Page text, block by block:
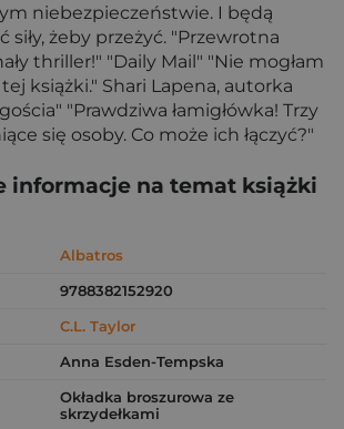
niebezpieczeństwie. I będą
siły, żeby przeżyć. "Przewrotna
thriller!" "Daily Mail" "Nie mogłam
książki." Shari Lapena, autorka
"Prawdziwa łamigłówka! Trzy
się osoby. Co może ich łączyć?"
informacje na temat książki
Albatros
9788382152920
C.L. Taylor
Anna Esden-Tempska
Okładka broszurowa ze
skrzydełkami